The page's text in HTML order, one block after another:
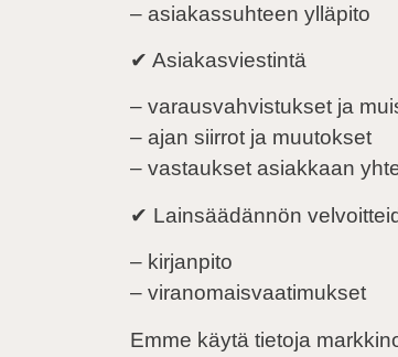
– asiakassuhteen ylläpito
✔ Asiakasviestintä
– varausvahvistukset ja
– ajan siirrot ja muutokset
– vastaukset asiakkaan
✔ Lainsäädännön
– kirjanpito
– viranomaisvaatimukset
Emme käytä tietoja